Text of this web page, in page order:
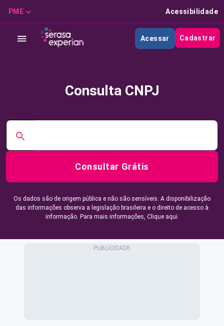
PME Acessibilidade
Acessar Cadastrar
Consulta CNPJ
Consultar Grátis
Os dados são de origem pública e não são sensíveis. A disponibilização
das informações observa a legislação brasileira e o direito de acesso à
informação. Para mais informações, Clique aqui.